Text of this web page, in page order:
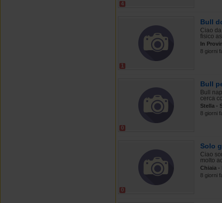
4
1
Bull
Ciao
fisico
In
8 giorni
0
Bull
Bull
cerca
Stella -
8 giorni
0
Solo
Ciao
molto
Chiaia -
8 giorni